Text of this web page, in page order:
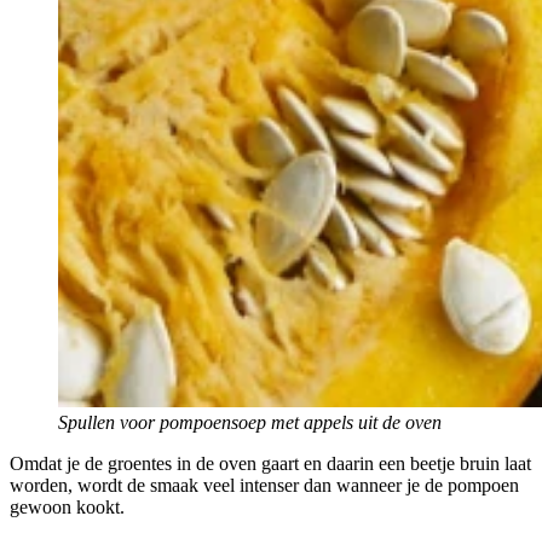
Spullen voor pompoensoep met appels uit de oven
Omdat je de groentes in de oven gaart en daarin een beetje bruin laat
worden, wordt de smaak veel intenser dan wanneer je de pompoen
gewoon kookt.